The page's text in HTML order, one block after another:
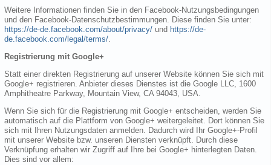
Weitere Informationen finden Sie in den Facebook-Nutzungsbedingungen
und den Facebook-Datenschutzbestimmungen. Diese finden Sie unter:
https://de-de.facebook.com/about/privacy/ und https://de-
de.facebook.com/legal/terms/.
Registrierung mit Google+
Statt einer direkten Registrierung auf unserer Website können Sie sich mit
Google+ registrieren. Anbieter dieses Dienstes ist die Google LLC, 1600
Amphitheatre Parkway, Mountain View, CA 94043, USA.
Wenn Sie sich für die Registrierung mit Google+ entscheiden, werden Sie
automatisch auf die Plattform von Google+ weitergeleitet. Dort können Sie
sich mit Ihren Nutzungsdaten anmelden. Dadurch wird Ihr Google+-Profil
mit unserer Website bzw. unseren Diensten verknüpft. Durch diese
Verknüpfung erhalten wir Zugriff auf Ihre bei Google+ hinterlegten Daten.
Dies sind vor allem: